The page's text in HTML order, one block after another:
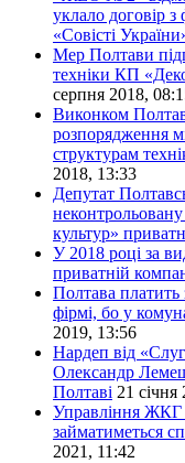
уклало договір
«Совісті
Мер Полтави
техніки КП
серпня 2018,
Виконком
розпорядження
структурам
2018, 13:33
Депутат
культур»
У 2018 році за
приватній
Полтава платить
фірмі, бо у
2019, 13:56
Нардеп від
Олександр
Полтаві 21
Управління ЖКГ
займатиметься
2021, 11:42